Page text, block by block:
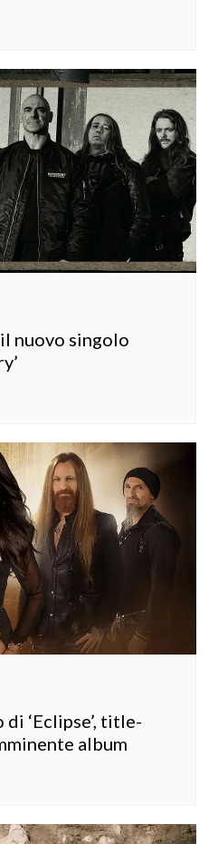
nuovo singolo
‘Eclipse’, title-
album